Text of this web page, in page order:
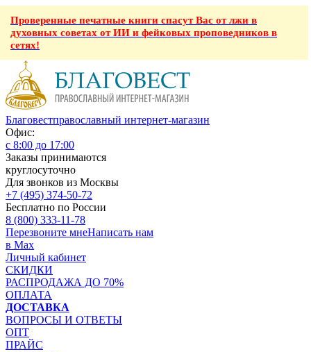
Проверенные печатные книги спасут Вас от лжи в
духовных советах от ИИ и фейковых проповедников в
сетях!
Благовестправославный интернет-магазин
Офис:
с 8:00 до 17:00
Заказы принимаются
круглосуточно
Для звонков из Москвы
+7 (495) 374-50-72
Бесплатно по России
8 (800) 333-11-78
Перезвоните мнеНаписать нам
в Max
Личный кабинет
СКИДКИ
РАСПРОДАЖА ДО 70%
ОПЛАТА
ДОСТАВКА
ВОПРОСЫ И ОТВЕТЫ
ОПТ
ПРАЙС